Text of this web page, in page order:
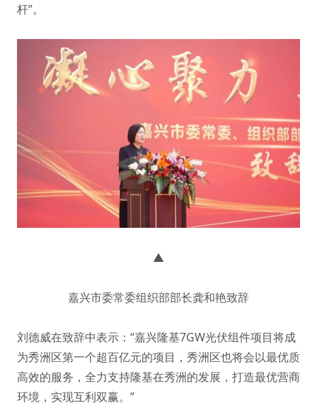
杆”。
▲
嘉兴市委常委组织部部长龚和艳致辞
刘德威在致辞中表示：“嘉兴隆基7GW光伏组件项目将成
为秀洲区第一个超百亿元的项目，秀洲区也将会以最优质
高效的服务，全力支持隆基在秀洲的发展，打造最优营商
环境，实现互利双赢。”